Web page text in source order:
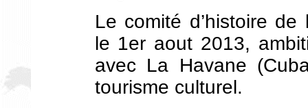
Le comité d’histoire
le 1er aout 2013,
avec La Havane
tourisme culturel.